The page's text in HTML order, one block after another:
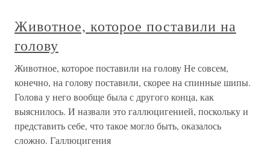
Животное, которое поставили на
голову
Животное, которое поставили на голову Не совсем,
конечно, на голову поставили, скорее на спинные шипы.
Голова у него вообще была с другого конца, как
выяснилось. И назвали это галлюцигенией, поскольку и
представить себе, что такое могло быть, оказалось
сложно. Галлюцигения